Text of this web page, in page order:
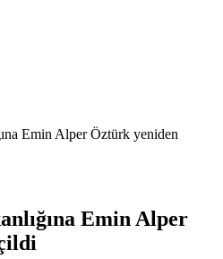
Emin Alper Öztürk yeniden
Emin Alper